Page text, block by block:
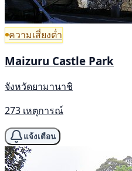
ความเสี่ยงต่ำ
Maizuru Castle Park
จังหวัดยามานาชิ
273 เหตุการณ์
แจ้งเตือน